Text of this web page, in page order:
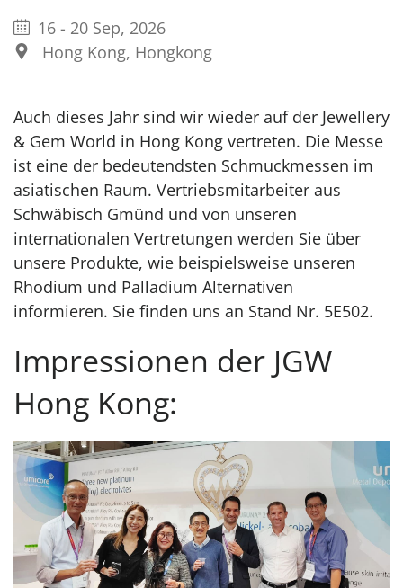
16 - 20 Sep, 2026
Hong Kong, Hongkong
Auch dieses Jahr sind wir wieder auf der Jewellery
& Gem World in Hong Kong vertreten. Die Messe
ist eine der bedeutendsten Schmuckmessen im
asiatischen Raum. Vertriebsmitarbeiter aus
Schwäbisch Gmünd und von unseren
internationalen Vertretungen werden Sie über
unsere Produkte, wie beispielsweise unseren
Rhodium und Palladium Alternativen
informieren. Sie finden uns an Stand Nr. 5E502.
Impressionen der JGW
Hong Kong: